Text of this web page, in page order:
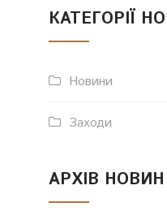
КАТЕГОРІЇ
Новини
Заходи
АРХІВ НОВИН